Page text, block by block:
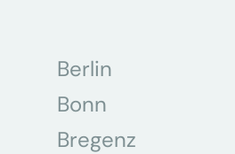
Berlin
Bonn
Bregenz